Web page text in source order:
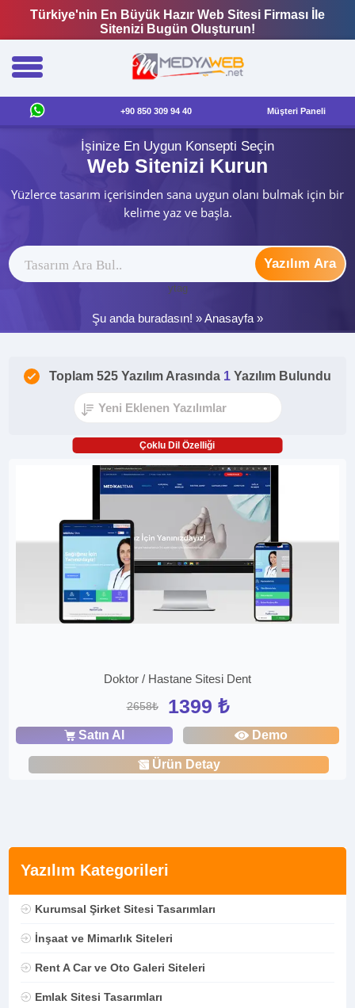
Türkiye'nin En Büyük Hazır Web Sitesi Firması İle
Sitenizi Bugün Oluşturun!
+90 850 309 94 40 Müşteri Paneli
İşinize En Uygun Konsepti Seçin
Web Sitenizi Kurun
Yüzlerce tasarım içerisinden sana uygun olanı bulmak için bir
kelime yaz ve başla.
Yazılım Ara
ytag
Şu anda buradasın! »Anasayfa »
Yazılım Kategorileri
Kurumsal Şirket Sitesi Tasarımları
İnşaat ve Mimarlık Siteleri
Rent A Car ve Oto Galeri Siteleri
Emlak Sitesi Tasarımları
Toplam 525 Yazılım Arasında 1 Yazılım Bulundu
Çoklu Dil Özelliği
Doktor / Hastane Sitesi Dent
2658₺ 1399 ₺
Satın Al Demo
Ürün Detay